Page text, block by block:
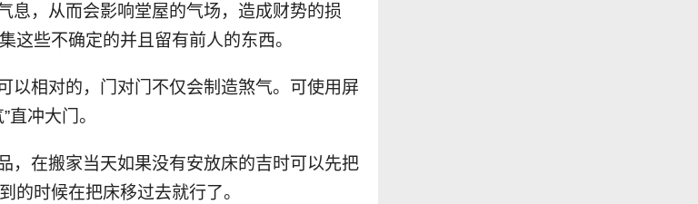
息，从而会影响堂屋的气场，造成财势的损
这些不确定的并且留有前人的东西。
以相对的，门对门不仅会制造煞气。可使用屏
直冲大门。
，在搬家当天如果没有安放床的吉时可以先把
的时候在把床移过去就行了。